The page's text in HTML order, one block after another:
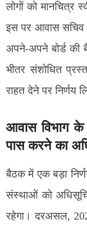
लोगों को मानचित्र
इस पर आवास सचिव
अपने-अपने बोर्ड की
भीतर संशोधित
राहत देने पर निर्णय
आवास विभाग के
पास करने का
बैठक में एक बड़ा
संस्थाओं को
रहेगा। दरअसल,